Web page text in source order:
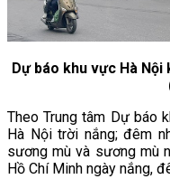
Dự báo khu vực Hà
Theo Trung tâm Dự báo
Hà Nội trời nắng; đêm
sương mù và sương mù
Hồ Chí Minh ngày nắng,